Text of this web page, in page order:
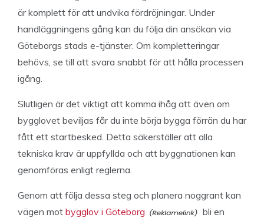
är komplett för att undvika fördröjningar. Under
handläggningens gång kan du följa din ansökan via
Göteborgs stads e-tjänster. Om kompletteringar
behövs, se till att svara snabbt för att hålla processen
igång.
Slutligen är det viktigt att komma ihåg att även om
bygglovet beviljas får du inte börja bygga förrän du har
fått ett startbesked. Detta säkerställer att alla
tekniska krav är uppfyllda och att byggnationen kan
genomföras enligt reglerna.
Genom att följa dessa steg och planera noggrant kan
vägen mot bygglov i Göteborg bli en